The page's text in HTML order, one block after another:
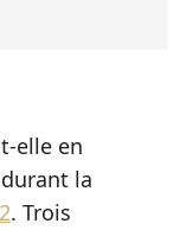
elle en
la
. Trois